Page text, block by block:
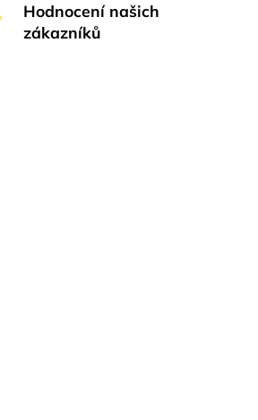
Hodnocení našich
zákazníků